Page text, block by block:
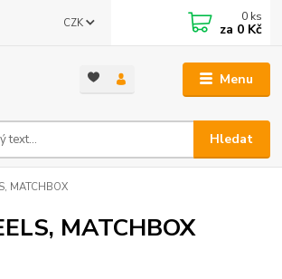
Menu
CZK
Hledat
0 ks
za 0 Kč
MATCHBOX
MATCHBOX